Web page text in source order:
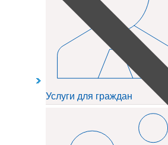
Услуги для граждан